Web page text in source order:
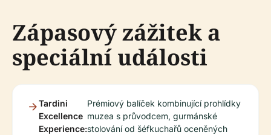
Zápasový zážitek a
speciální události
Tardini
Excellence
Experience:
Prémiový balíček kombinující prohlídky
muzea s průvodcem, gurmánské
stolování od šéfkuchařů oceněných